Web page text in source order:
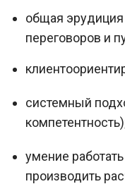
общая
переговоров и
системный
умение
производить